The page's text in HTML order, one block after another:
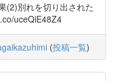
(2)別れを切り出された
uceQiE48Z4
(投稿一覧)